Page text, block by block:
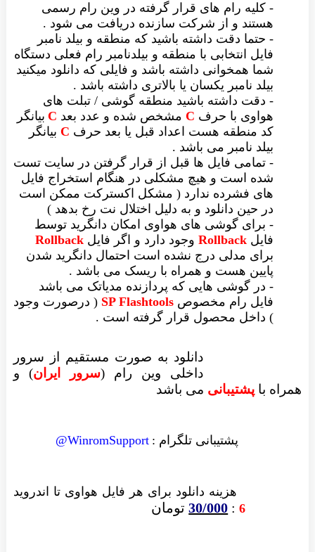
- کلیه رام های قرار گرفته در وین رام رسمی
هستند و از شرکت سازنده دریافت می شود .
- حتما دقت داشته باشید که منطقه و بیلد نامبر
فایل انتخابی با منطقه و بیلدنامبر رام فعلی دستگاه
شما همخوانی داشته باشد و فایلی که دانلود میکنید
بیلد نامبر یکسان یا بالاتری داشته باشد .
- دقت داشته باشید منطقه گوشی / تبلت های
هواوی با حرف C مشخص شده و عدد بعد C بیانگر
کد منطقه هست اعداد قبل یا بعد حرف Cبیانگر
بیلد نامبر می باشد .
- تمامی فایل ها قبل از قرار گرفتن در سایت تست
شده است و هیچ مشکلی در هنگام استخراج فایل
های فشرده ندارد ( مشکل اکسترکت ممکن است
در حین دانلود و به دلیل اختلال نت رخ بدهد )
- برای گوشی های هواوی امکان دانگرید توسط
فایل Rollbackوجود دارد و اگر فایل Rollback
برای مدلی درج نشده است احتمال دانگرید شدن
پایین هست و همراه با ریسک می باشد .
- در گوشی هایی که پردازنده مدیاتک می باشد
فایل رام مخصوص SP Flashtools ( درصورت وجود
) داخل محصول قرار گرفته است .
دانلود به صورت مستقیم از سرور
داخلی وین رام (سرور ایران) و
همراه با پشتیبانی می باشد
پشتیبانی تلگرام : WinromSupport@
هزینه دانلود برای هر فایل هواوی تا اندروید
6
:
30/000تومان